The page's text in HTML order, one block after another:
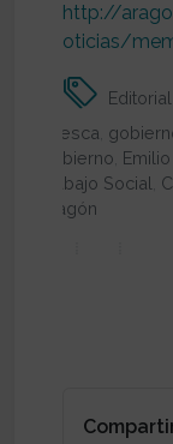
http://
oticias/
Editorial
Huesca
Gobierno
Trabajo Social
Aragón